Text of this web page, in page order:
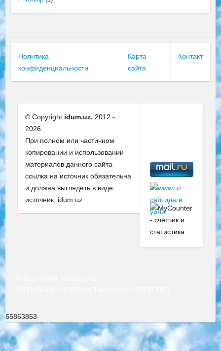
Политика
конфиденциальности
Карта
сайта
Контакт
© Copyright idum.uz. 2012 -
2026.
При полном или частичном
копировании и использовании
материалов данного сайта
ссылка на источник обязательна
и должна выглядеть в виде
источник: idum.uz
55863853